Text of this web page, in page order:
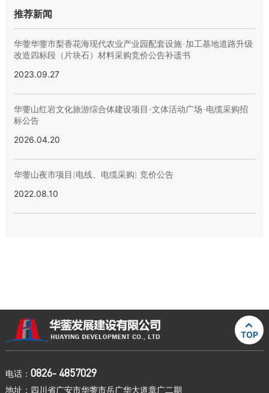
推荐新闻
华蓥华蓥市梨香花海现代农业产业园配套设施-加工基地道路升级
改造四标段（片块石）材料采购竞价公告补遗书
2023.09.27
华蓥山红岩文化旅游综合体建设项目-文体活动广场-电缆采购招
标公告
2026.04.20
华蓥山夜市项目(电线、电缆采购) 竞价公告
2022.08.10

TOP
电话： 0826- 4857029
地址：四川省广安市华蓥市岳广华大道章广二期